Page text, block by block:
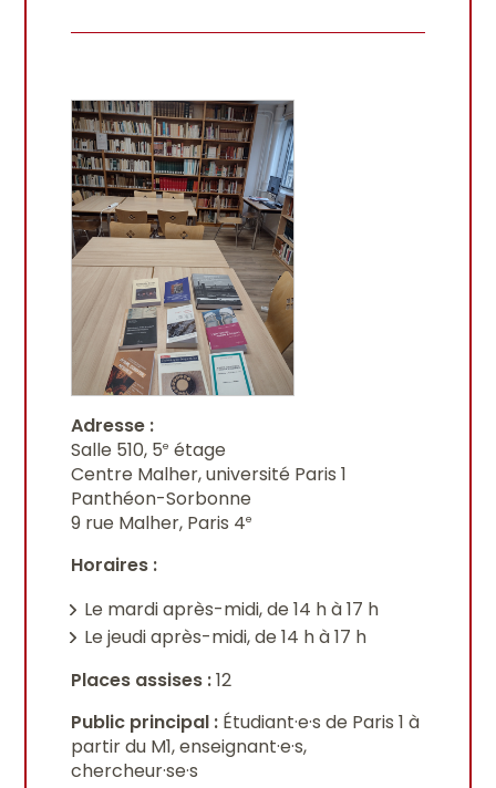
Adresse :
Salle 510, 5e étage
Centre Malher, université Paris 1
Panthéon-Sorbonne
9 rue Malher, Paris 4e
Horaires :
Le mardi après-midi, de 14 h à 17 h
Le jeudi après-midi, de 14 h à 17 h
Places assises :12
Public principal : Étudiant·e·s de Paris 1 à
partir du M1, enseignant·e·s,
chercheur·se·s